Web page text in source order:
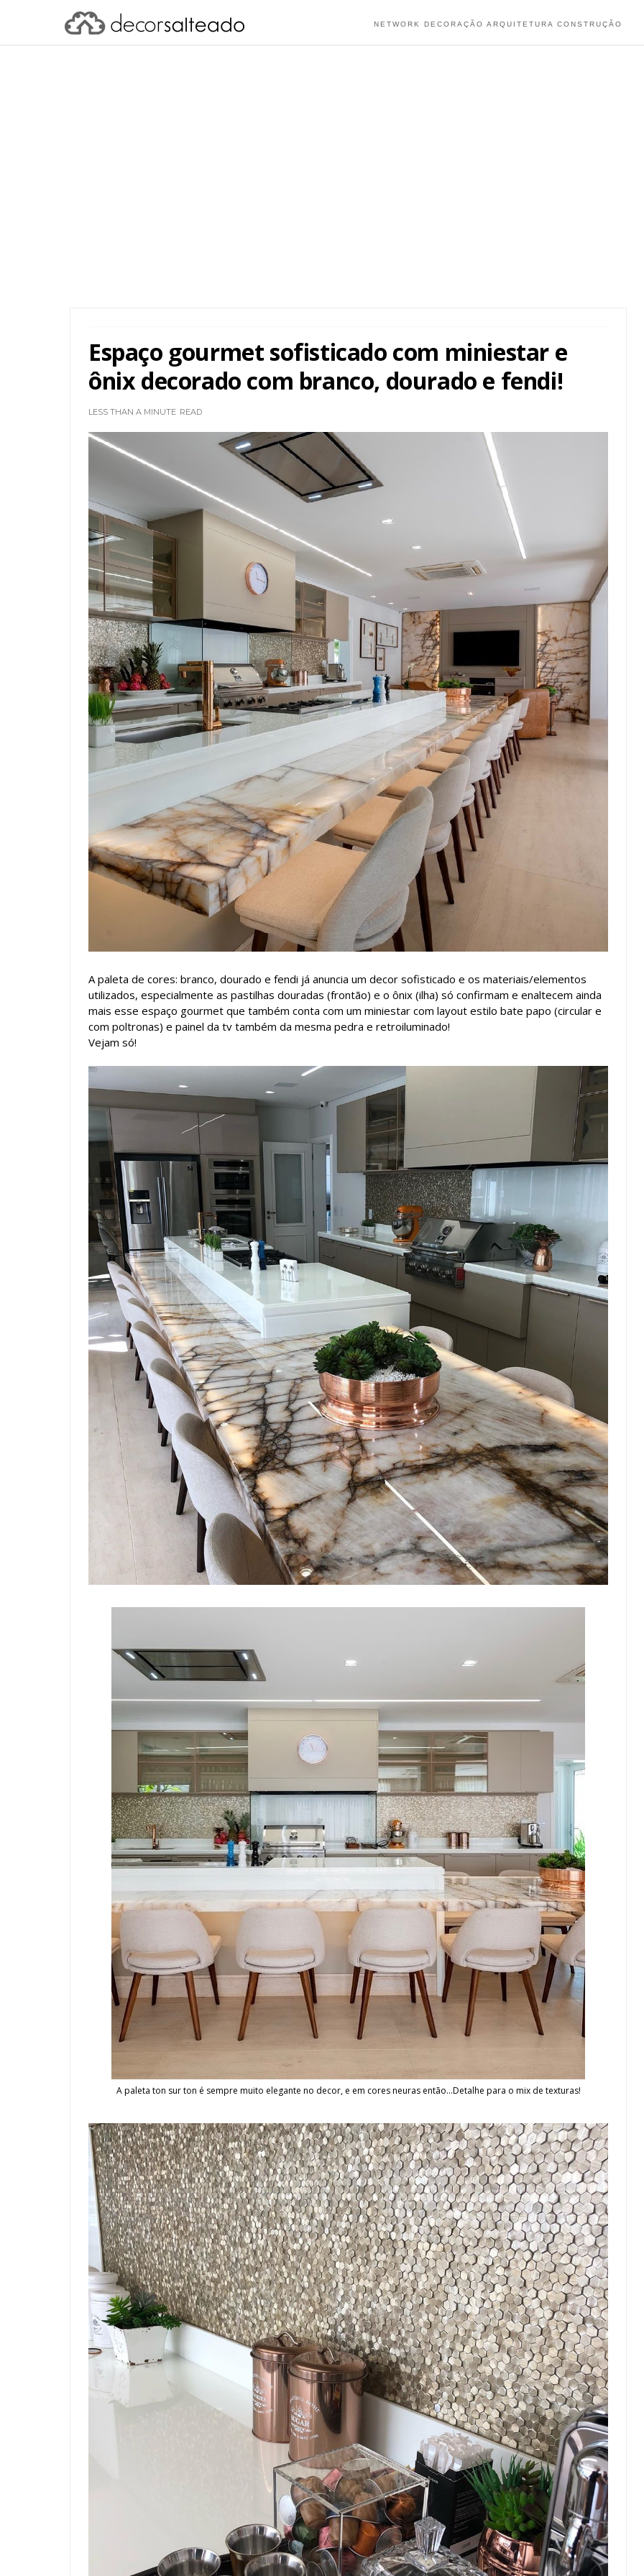
NETWORK DECORAÇÃO ARQUITETURA CONSTRUÇÃO
Espaço gourmet sofisticado com miniestar e
ônix decorado com branco, dourado e fendi!
LESS THAN A MINUTE READ
A paleta de cores: branco, dourado e fendi já anuncia um decor sofisticado e os materiais/elementos
utilizados, especialmente as pastilhas douradas (frontão) e o ônix (ilha) só confirmam e enaltecem ainda
mais esse espaço gourmet que também conta com um miniestar com layout estilo bate papo (circular e
com poltronas) e painel da tv também da mesma pedra e retroiluminado!
Vejam só!
A paleta ton sur ton é sempre muito elegante no decor, e em cores neuras então...Detalhe para o mix de texturas!